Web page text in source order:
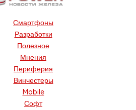
Смартфоны
Разработки
Полезное
Мнения
Периферия
Винчестеры
Mobile
Софт